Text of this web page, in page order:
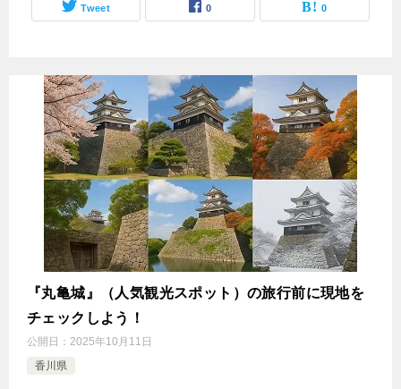
Tweet 0 0
『丸亀城』（人気観光スポット）の旅行前に現地を
チェックしよう！
公開日： 2025年10月11日
香川県